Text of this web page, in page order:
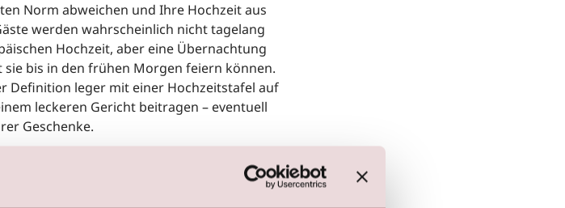
Norm abweichen und Ihre Hochzeit aus
werden wahrscheinlich nicht tagelang
Hochzeit, aber eine Übernachtung
bis in den frühen Morgen feiern können.
Definition leger mit einer Hochzeitstafel auf
leckeren Gericht beitragen – eventuell
Geschenke.